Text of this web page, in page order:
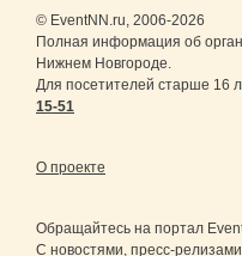
© EventNN.ru, 2006-2026
Полная информация об
Нижнем Новгороде.
Для посетителей старше 16
15-51
О проекте
Обращайтесь на портал
С новостями, пресс-